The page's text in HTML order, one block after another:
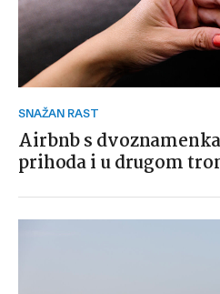
SNAŽAN RAST
Airbnb s
prihoda i u drugom